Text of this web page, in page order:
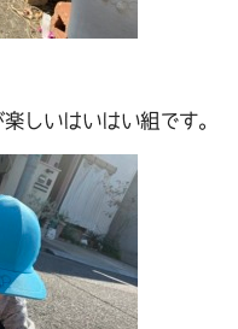
しいはいはい組です。